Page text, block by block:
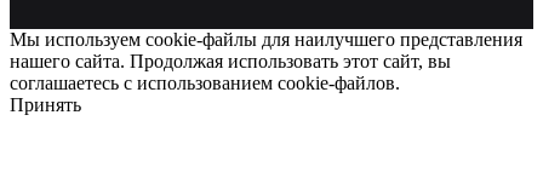
Мы используем cookie-файлы для наилучшего представления
нашего сайта. Продолжая использовать этот сайт, вы
соглашаетесь с использованием cookie-файлов.
Принять